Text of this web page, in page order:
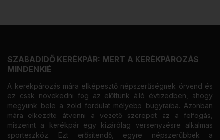
SZABADIDŐ KERÉKPÁR: MERT A KERÉKPÁROZÁS
MINDENKIÉ
A kerékpározás mára elképesztő népszerűségnek örvend és
ez csak növekedni fog az előttünk álló évtizedben, ahogy
megyünk bele a zöld fordulat mélyebb bugyraiba. Azonban
mára elkezdte átvenni a vezető szerepet az a felfogás,
miszerint a kerékpár egy kizárólag versenyzésre alkalmas
sporteszköz. Ezt erősítendő, egyre népszerűbbek a